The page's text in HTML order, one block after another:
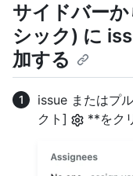
サイドバー
シック) に
加する
issue またはプ
クト]
**をク